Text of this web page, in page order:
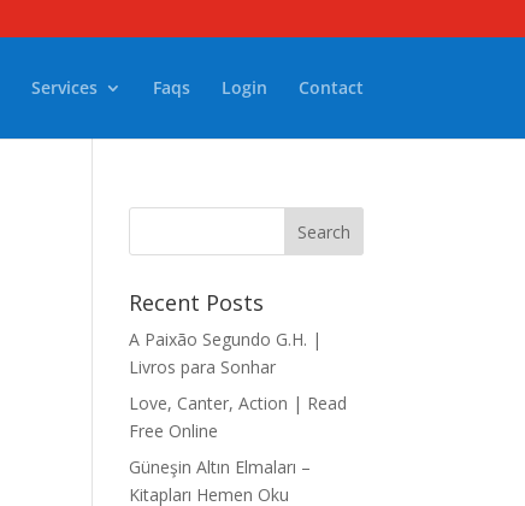
Services Faqs Login Contact
Recent Posts
A Paixão Segundo G.H. |
Livros para Sonhar
Love, Canter, Action | Read
Free Online
Güneşin Altın Elmaları –
Kitapları Hemen Oku